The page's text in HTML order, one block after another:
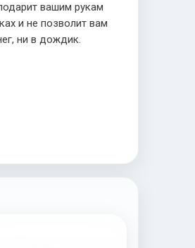
вашим рукам
и не позволит вам
ни в дождик.